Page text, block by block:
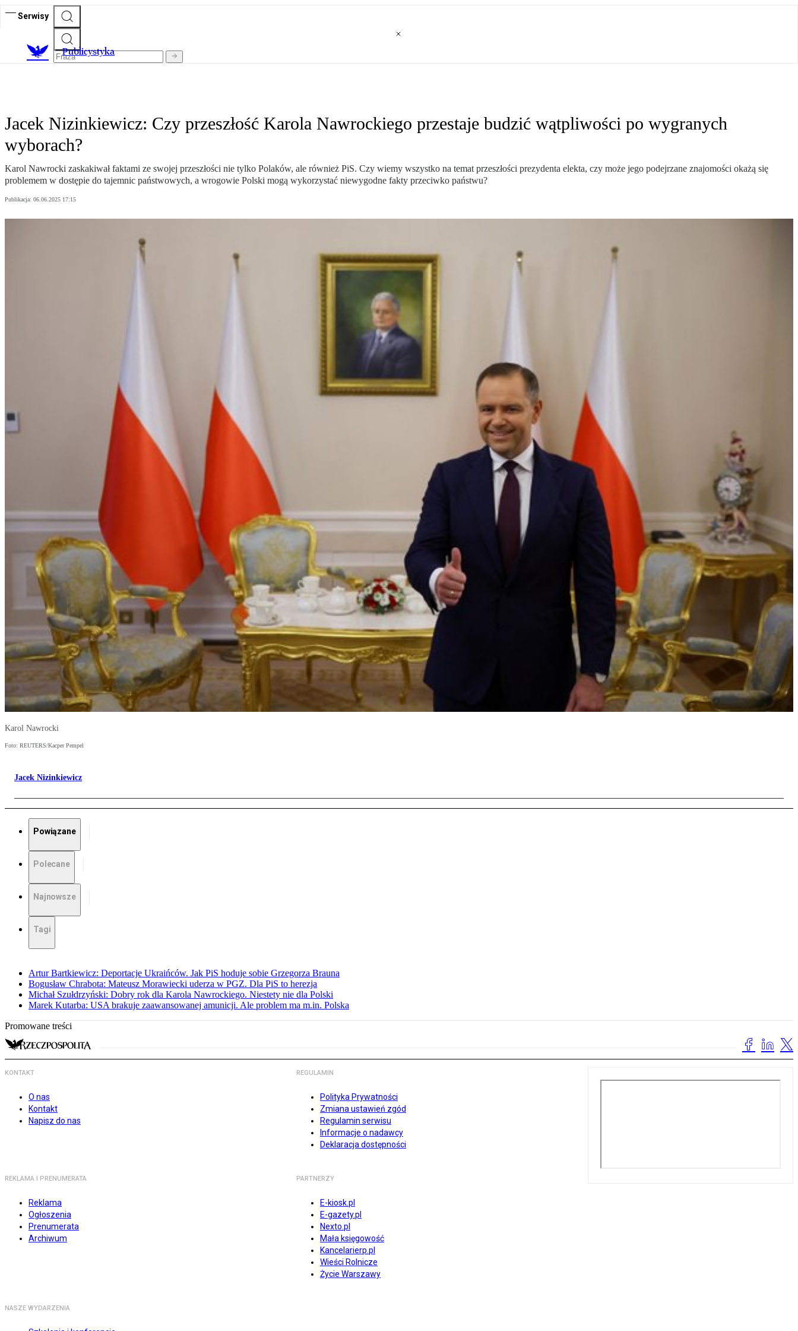
Serwisy
Publicystyka
Jacek Nizinkiewicz: Czy przeszłość Karola Nawrockiego przestaje budzić wątpliwości po wygranych
wyborach?
Karol Nawrocki zaskakiwał faktami ze swojej przeszłości nie tylko Polaków, ale również PiS. Czy wiemy wszystko na temat przeszłości prezydenta elekta, czy może jego podejrzane znajomości okażą się
problemem w dostępie do tajemnic państwowych, a wrogowie Polski mogą wykorzystać niewygodne fakty przeciwko państwu?
Publikacja: 06.06.2025 17:15
Karol Nawrocki
Foto: REUTERS/Kacper Pempel
Jacek Nizinkiewicz
Powiązane
Polecane
Najnowsze
Tagi
Artur Bartkiewicz: Deportacje Ukraińców. Jak PiS hoduje sobie Grzegorza Brauna
Bogusław Chrabota: Mateusz Morawiecki uderza w PGZ. Dla PiS to herezja
Michał Szułdrzyński: Dobry rok dla Karola Nawrockiego. Niestety nie dla Polski
Marek Kutarba: USA brakuje zaawansowanej amunicji. Ale problem ma m.in. Polska
Promowane treści
KONTAKT
O nas
Kontakt
Napisz do nas
REGULAMIN
Polityka Prywatności
Zmiana ustawień zgód
Regulamin serwisu
Informacje o nadawcy
Deklaracja dostępności
REKLAMA I PRENUMERATA
Reklama
Ogłoszenia
Prenumerata
Archiwum
PARTNERZY
E-kiosk.pl
E-gazety.pl
Nexto.pl
Mała księgowość
Kancelarierp.pl
Wieści Rolnicze
Życie Warszawy
NASZE WYDARZENIA